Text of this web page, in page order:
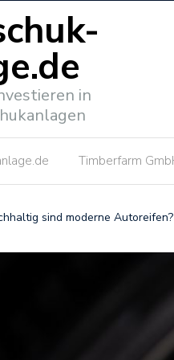
in
Timberfarm
sind moderne Autoreifen?